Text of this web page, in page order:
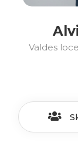
Valdes